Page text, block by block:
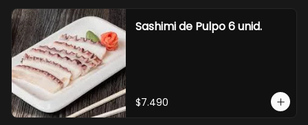
Sashimi de Pulpo 6 unid.
$7.490